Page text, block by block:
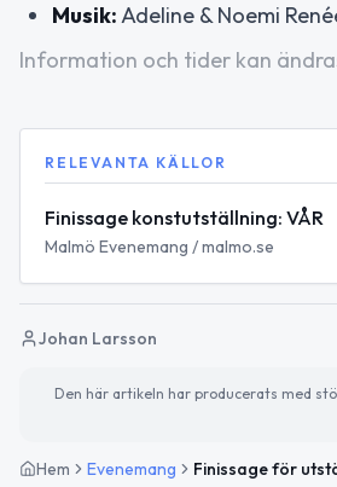
Musik:Adeline & Noemi
Information och tider kan
RELEVANTA KÄLLOR
Finissage konstutställning: VÅR
Malmö Evenemang / malmo.se
Johan Larsson
Den här artikeln har producerats med
Hem Evenemang